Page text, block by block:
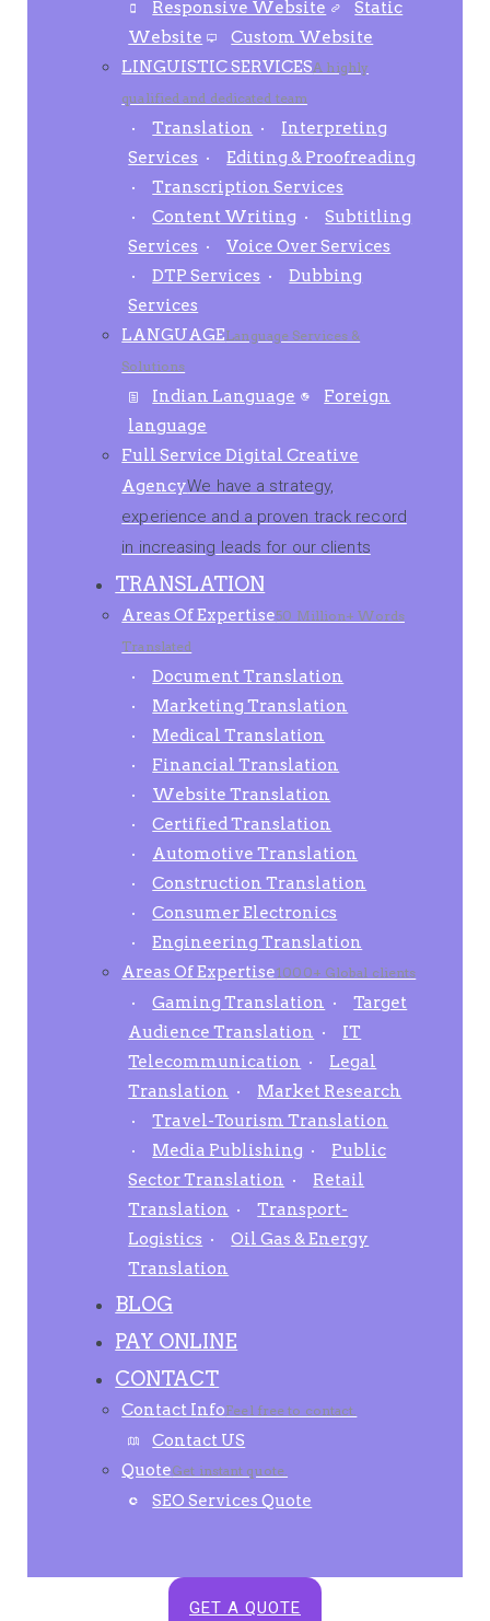
Responsive Website
Static
Website
Custom Website
LINGUISTIC SERVICESA highly
qualified and dedicated team
Translation
Interpreting
Services
Editing & Proofreading
Transcription Services
Content Writing
Subtitling
Services
Voice Over Services
DTP Services
Dubbing
Services
LANGUAGELanguage Services &
Solutions
Indian Language
Foreign
language
Full Service Digital Creative
AgencyWe have a strategy,
experience and a proven track record
in increasing leads for our clients
TRANSLATION
Areas Of Expertise50 Million+ Words
Translated
Document Translation
Marketing Translation
Medical Translation
Financial Translation
Website Translation
Certified Translation
Automotive Translation
Construction Translation
Consumer Electronics
Engineering Translation
Areas Of Expertise1000+ Global clients
Gaming Translation
Target
Audience Translation
IT
Telecommunication
Legal
Translation
Market Research
Travel-Tourism Translation
Media Publishing
Public
Sector Translation
Retail
Translation
Transport-
Logistics
Oil Gas & Energy
Translation
BLOG
PAY ONLINE
CONTACT
Contact InfoFeel free to contact.
Contact US
QuoteGet instant quote.
SEO Services Quote
GET A QUOTE